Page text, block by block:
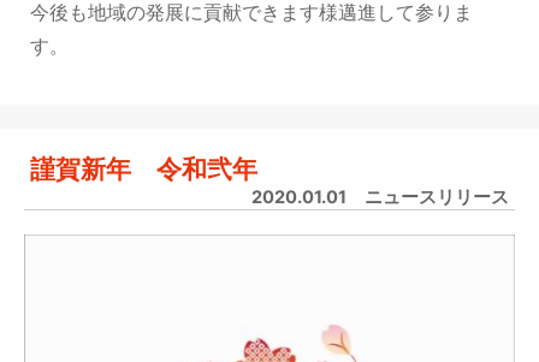
今後も地域の発展に貢献できます様邁進して参りま
す。
謹賀新年 令和弐年
2020.01.01 ニュースリリース